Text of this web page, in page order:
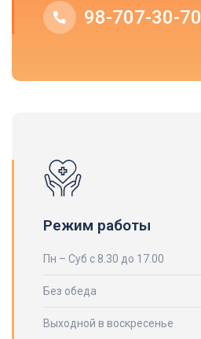
98-707-30-70
Режим работы
Пн – Суб с 8.30 до 17.00
Без обеда
Выходной в воскресенье